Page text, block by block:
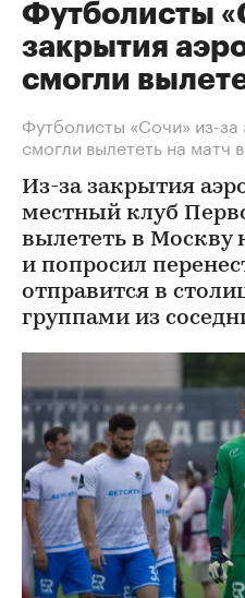
Футболисты
закрытия
смогли
Футболисты «Сочи» из-
смогли вылететь на матч
Из-за закрытия
местный клуб
вылететь в Москву
и попросил
отправится в
группами из